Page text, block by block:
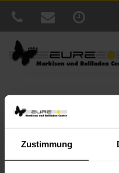
Zustimmung
Sie sind hier:
im WAREMA Podcast
Veröffentlicht
5. August 2021
Urlaub Daheim –